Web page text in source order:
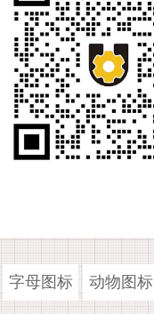
字母图标 动物图标